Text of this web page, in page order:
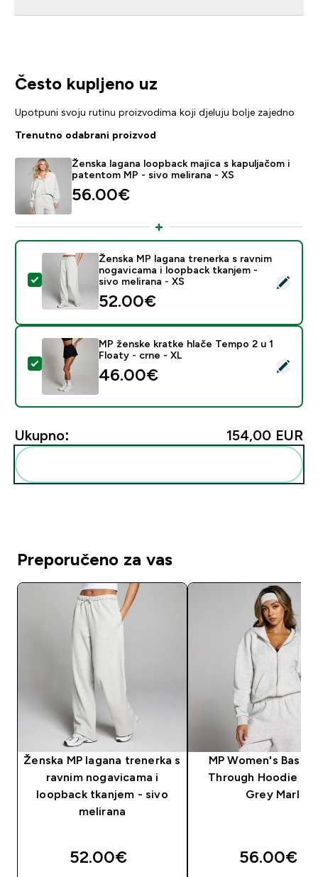
Često kupljeno uz
Upotpuni svoju rutinu proizvodima koji djeluju bolje zajedno
Trenutno odabrani proizvod
Ženska lagana loopback majica s kapuljačom i
patentom MP - sivo melirana - XS
56.00€‎
Odaberi ovaj proizvod - Ženska MP lagana trenerka s
Ženska MP lagana trenerka s ravnim
nogavicama i loopback tkanjem -
sivo melirana - XS
52.00€‎
Odaberi ovaj proizvod - MP ženske kratke hlače
MP ženske kratke hlače Tempo 2 u 1
Floaty - crne - XL
46.00€‎
Ukupno: 154,00 EUR‎
Preporučeno za vas
Ženska MP lagana trenerka s
ravnim nogavicama i
loopback tkanjem - sivo
melirana
52.00€‎
MP Women's
Through Hoodie -
Grey Marl
56.00€‎